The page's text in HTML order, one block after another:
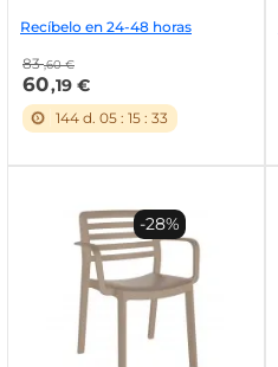
Recíbelo en 24-48 horas
83 ,60 €
60,19 €
144 d. 05 :15 :32
-28%